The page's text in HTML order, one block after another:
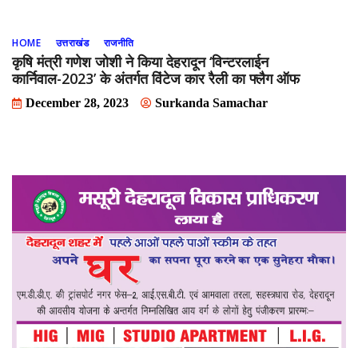
HOME उत्तराखंड राजनीति
कृषि मंत्री गणेश जोशी ने किया देहरादून ‘विन्टरलाईन
कार्निवाल-2023’ के अंतर्गत विंटेज कार रैली का फ्लैग ऑफ
December 28, 2023 Surkanda Samachar